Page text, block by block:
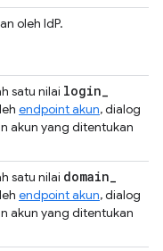
oleh IdP.
satu nilai login
endpoint akun, dialog
akun yang ditentukan
satu nilai domain
endpoint akun, dialog
akun yang ditentukan